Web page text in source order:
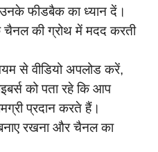
फीडबैक का ध्यान दें।
की ग्रोथ में मदद करती
से वीडियो अपलोड करें,
को पता रहे कि आप
प्रदान करते हैं।
बनाए रखना और चैनल का